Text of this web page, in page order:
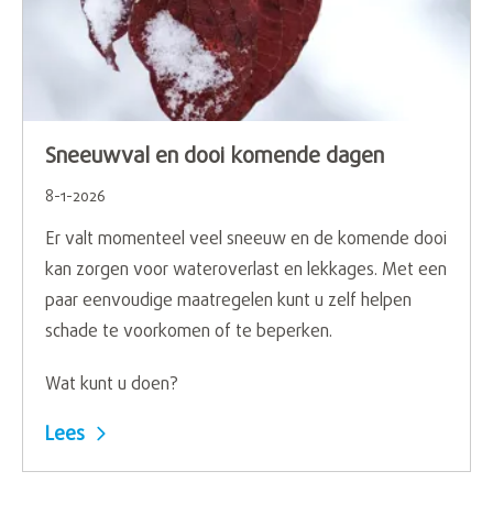
Sneeuwval en dooi komende dagen
8-1-2026
Er valt momenteel veel sneeuw en de komende dooi
kan zorgen voor wateroverlast en lekkages. Met een
paar eenvoudige maatregelen kunt u zelf helpen
schade te voorkomen of te beperken.
Wat kunt u doen?
Lees